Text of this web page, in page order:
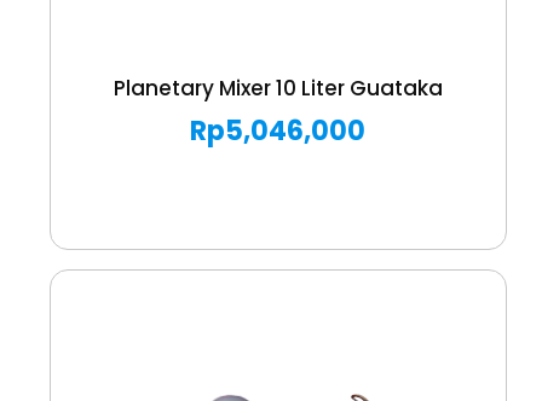
Planetary Mixer 10 Liter Guataka
Rp5,046,000